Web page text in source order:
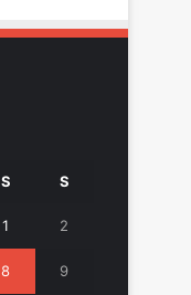
S S
1 2
8 9